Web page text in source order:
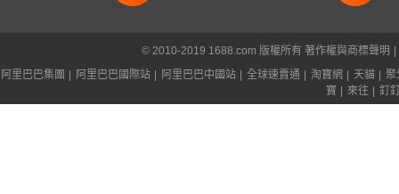
© 2010-2019 1688.com 版權所有 著作權與商標聲明
阿里巴巴集團
阿里巴巴國際站 阿里巴巴中國站 全球速賣通 淘寶網 天貓
聚
寶
來往 釘